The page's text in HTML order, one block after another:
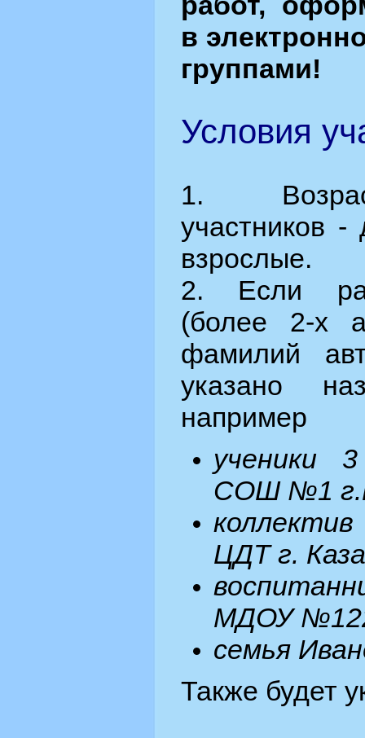
в
группами!
Условия
1.
участников
взрослые.
2. Если
(более 2-х
фамилий
указано
например
ученики
СОШ №1
ЦДТ г.
МДОУ
семья
Также будет